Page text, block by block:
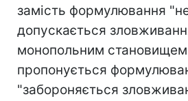
замість формулювання
допускається
монопольним становищем
пропонується
"забороняється